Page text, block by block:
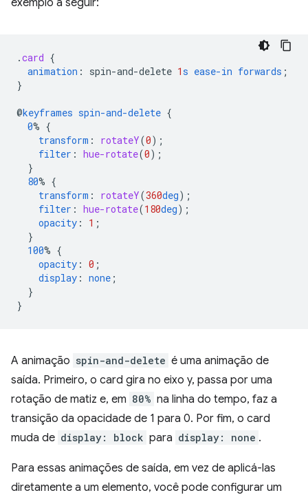
.card {
animation : spin-and-delete 1s ease-in forwards ;
}
@keyframes spin-and-delete {
0% {
transform : rotateY(0);
filter : hue-rotate(0);
}
80% {
transform : rotateY(360deg);
filter : hue-rotate(180deg);
opacity : 1 ;
}
100% {
opacity : 0 ;
display : none ;
}
}
A animação spin-and-delete é uma animação de
saída. Primeiro, o card gira no eixo y, passa por uma
rotação de matiz e, em 80% na linha do tempo, faz a
transição da opacidade de 1 para 0. Por fim, o card
muda de display: block para display: none .
Para essas animações de saída, em vez de aplicá-las
diretamente a um elemento, você pode configurar um